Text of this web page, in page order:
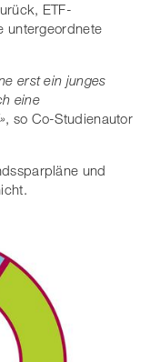
ETF-
untergeordnete
erst ein junges
eine
, so Co-Studienautor
und